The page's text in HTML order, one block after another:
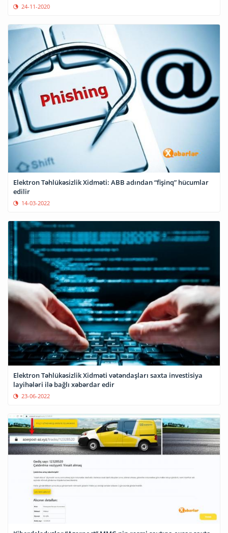
24-11-2020
Elektron Təhlükəsizlik Xidməti: ABB adından “fişinq” hücumlar
edilir
14-03-2022
Elektron Təhlükəsizlik Xidməti vətəndaşları saxta investisiya
layihələri ilə bağlı xəbərdar edir
23-06-2022